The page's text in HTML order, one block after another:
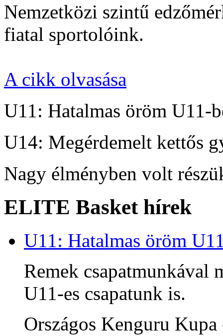
Nemzetközi szintű
fiatal sportolóink.
A cikk olvasása
U11: Hatalmas öröm U11-
U14: Megérdemelt kettős
Nagy élményben volt
ELITE Basket hírek
U11: Hatalmas öröm
Remek csapatmunkával
U11-es csapatunk is.
Országos Kenguru